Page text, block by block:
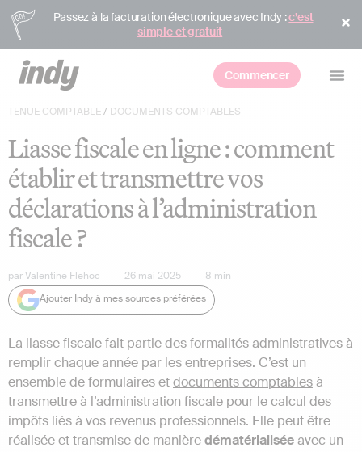
Passez à la facturation électronique avec Indy :c’est
simple et gratuit
Commencer
TENUE COMPTABLE/ DOCUMENTS COMPTABLES
Liasse fiscale en ligne : comment
établir et transmettre vos
déclarations à l’administration
fiscale ?
parValentine Flehoc 26 mai 2025 8 min
Ajouter Indy à mes sources préférées
La liasse fiscale fait partie des formalités administratives à
remplir chaque année par les entreprises. C’est un
ensemble de formulaires etdocuments comptablesà
transmettre à l’administration fiscale pour le calcul des
impôts liés à vos revenus professionnels. Elle peut être
réalisée et transmise de manièredématérialiséeavec un